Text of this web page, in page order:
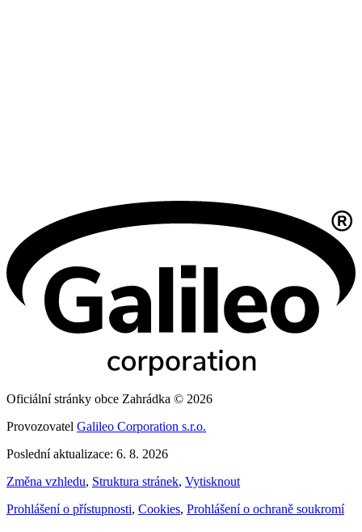
Oficiální stránky obce Zahrádka © 2026
Provozovatel Galileo Corporation s.r.o.
Poslední aktualizace: 6. 8. 2026
Změna vzhledu, Struktura stránek, Vytisknout
Prohlášení o přístupnosti, Cookies, Prohlášení o ochraně soukromí